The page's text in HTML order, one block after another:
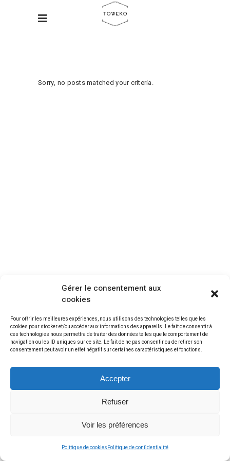
Gérer le consentement aux
cookies
Pour offrir les meilleures expériences, nous utilisons des technologies telles que les
cookies pour stocker et/ou accéder aux informations des appareils. Le fait de consentir à
ces technologies nous permettra de traiter des données telles que le comportement de
navigation ou les ID uniques sur ce site. Le fait de ne pas consentir ou de retirer son
consentement peut avoir un effet négatif sur certaines caractéristiques et fonctions.
Accepter
Refuser
Voir les préférences
Politique de cookiesPolitique de confidentialité
Sorry, no posts matched your criteria.